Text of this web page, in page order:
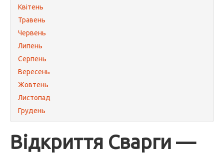
Квітень
Травень
Червень
Липень
Серпень
Вересень
Жовтень
Листопад
Грудень
Відкриття Сварги —